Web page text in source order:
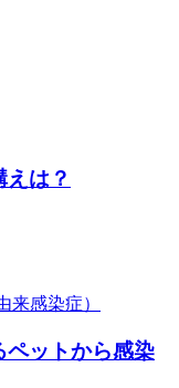
は？
ペットから感染